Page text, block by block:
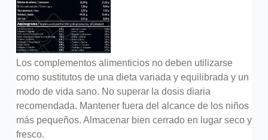
Los complementos alimenticios no deben utilizarse
como sustitutos de una dieta variada y equilibrada y un
modo de vida sano. No superar la dosis diaria
recomendada. Mantener fuera del alcance de los niños
más pequeños. Almacenar bien cerrado en lugar seco y
fresco.